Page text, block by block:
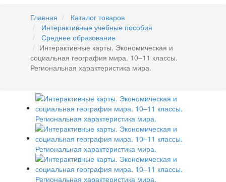
Главная
Каталог товаров
Интерактивные учебные пособия
Среднее образование
Интерактивные карты. Экономическая и
социальная география мира. 10–11 классы.
Региональная характеристика мира.